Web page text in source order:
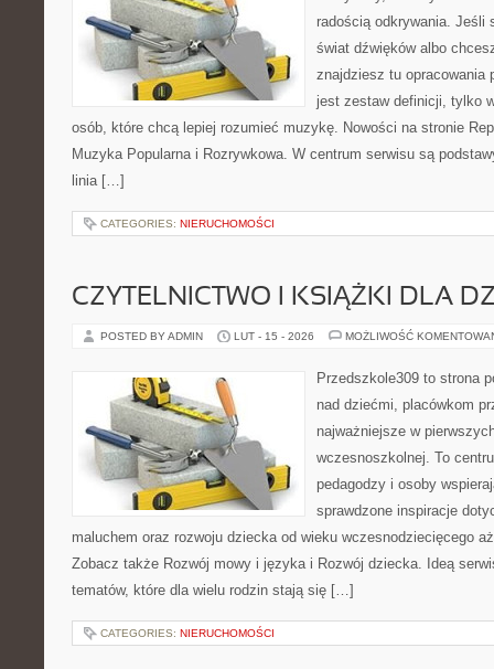
radością odkrywania. Jeśli
świat dźwięków albo
znajdziesz tu opracowania
jest zestaw definicji, tylko
osób, które chcą lepiej rozumieć muzykę. Nowości na stronie
Muzyka Popularna i Rozrywkowa. W centrum serwisu są
linia […]
CATEGORIES: NIERUCHOMOŚCI
CZYTELNICTWO I KSIĄŻKI DLA
POSTED BY ADMIN LUT - 15 - 2026 MOŻLIWOŚĆ
Przedszkole309 to strona
nad dziećmi, placówkom
najważniejsze w
wczesnoszkolnej. To
pedagodzy i osoby
sprawdzone inspiracje
maluchem oraz rozwoju dziecka od wieku wczesnodziecięcego
Zobacz także Rozwój mowy i języka i Rozwój dziecka. Ideą
tematów, które dla wielu rodzin stają się […]
CATEGORIES: NIERUCHOMOŚCI